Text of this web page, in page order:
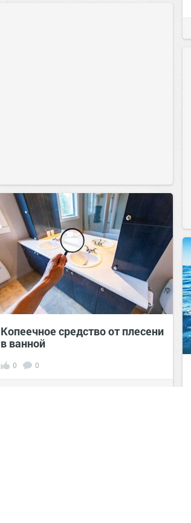
Копеечное средство от плесени
в ванной
0 0